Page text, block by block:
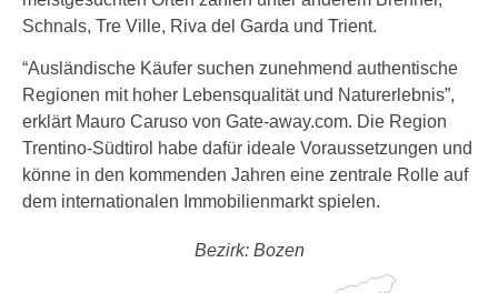
Schnals, Tre Ville, Riva del Garda und Trient.
“Ausländische Käufer suchen zunehmend authentische
Regionen mit hoher Lebensqualität und Naturerlebnis”,
erklärt Mauro Caruso von Gate-away.com. Die Region
Trentino-Südtirol habe dafür ideale Voraussetzungen und
könne in den kommenden Jahren eine zentrale Rolle auf
dem internationalen Immobilienmarkt spielen.
Bezirk: Bozen